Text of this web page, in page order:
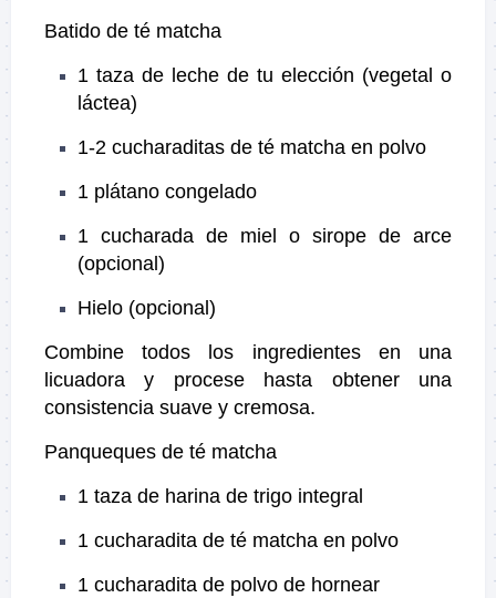
Batido de té matcha
1 taza de leche de tu elección (vegetal o
láctea)
1-2 cucharaditas de té matcha en polvo
1 plátano congelado
1 cucharada de miel o sirope de arce
(opcional)
Hielo (opcional)
Combine todos los ingredientes en una
licuadora y procese hasta obtener una
consistencia suave y cremosa.
Panqueques de té matcha
1 taza de harina de trigo integral
1 cucharadita de té matcha en polvo
1 cucharadita de polvo de hornear